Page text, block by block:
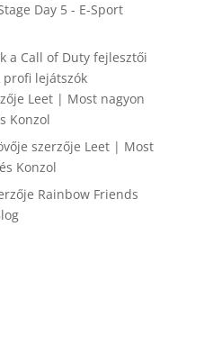
Day 5 - E-Sport
a Call of Duty fejlesztői
profi lejátszók
Leet | Most nagyon
Konzol
szerzője Leet | Most
Konzol
Rainbow Friends